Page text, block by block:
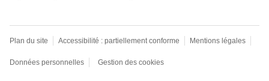
Plan du site Accessibilité : partiellement conforme Mentions légales
Données personnelles Gestion des cookies